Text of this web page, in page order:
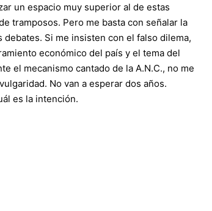
un espacio muy superior al de estas
tramposos. Pero me basta con señalar la
Si me insisten con el falso dilema,
económico del país y el tema del
el mecanismo cantado de la A.N.C., no me
No van a esperar dos años.
es la intención.